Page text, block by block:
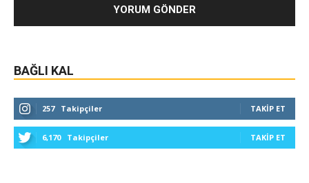
BAĞLI KAL
257 Takipçiler TAKIP ET
6,170 Takipçiler TAKIP ET